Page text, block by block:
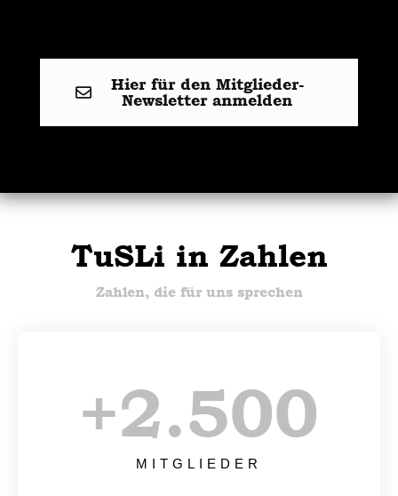
Hier für den Mitglieder-
Newsletter anmelden
TuSLi in Zahlen
Zahlen, die für uns sprechen
MITGLIEDER
+2.500